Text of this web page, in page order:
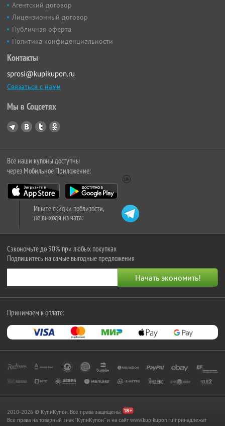
Агентский договор
Лицензионный договор
Публичная оферта
Политика конфиденциальности
Контакты
sprosi@kupikupon.ru
Связаться с нами
Мы в Соцсетях
Все наши купоны доступны
через Мобильное Приложение:
Ищите скидки поблизости,
не выходя из чата:
Сэкономьте до 90% при любых покупках
Подпишитесь на самые выгодные предложения
Принимаем к оплате:
2010-2026 © КупиКупон. Все права защищены.
Все права на товарный знак "КупиКупон" и на сайт www.kupikupon.ru принадлежат